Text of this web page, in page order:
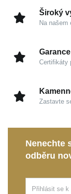
Široký
Na
Certifikáty
Zastavte
Nenechte
odběru